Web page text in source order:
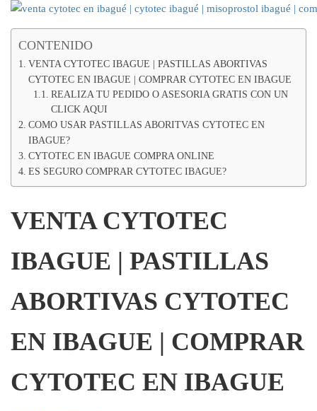
CONTENIDO
VENTA CYTOTEC IBAGUE | PASTILLAS ABORTIVAS
CYTOTEC EN IBAGUE | COMPRAR CYTOTEC EN IBAGUE
REALIZA TU PEDIDO O ASESORIA GRATIS CON UN
CLICK AQUI
COMO USAR PASTILLAS ABORITVAS CYTOTEC EN
IBAGUE?
CYTOTEC EN IBAGUE COMPRA ONLINE
ES SEGURO COMPRAR CYTOTEC IBAGUE?
VENTA CYTOTEC
IBAGUE | PASTILLAS
ABORTIVAS CYTOTEC
EN IBAGUE | COMPRAR
CYTOTEC EN IBAGUE